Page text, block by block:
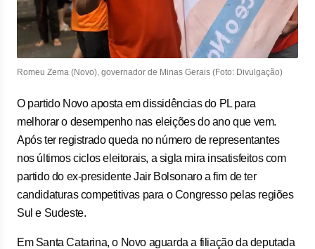
Romeu Zema (Novo), governador de Minas Gerais (Foto: Divulgação)
O partido Novo aposta em dissidências do PL para
melhorar o desempenho nas eleições do ano que vem.
Após ter registrado queda no número de representantes
nos últimos ciclos eleitorais, a sigla mira insatisfeitos com
partido do ex-presidente Jair Bolsonaro a fim de ter
candidaturas competitivas para o Congresso pelas regiões
Sul e Sudeste.
Em Santa Catarina, o Novo aguarda a filiação da deputada